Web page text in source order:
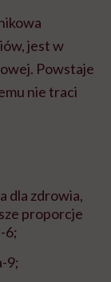
jest w
Powstaje
nie traci
dla zdrowia,
proporcje
6;
9;